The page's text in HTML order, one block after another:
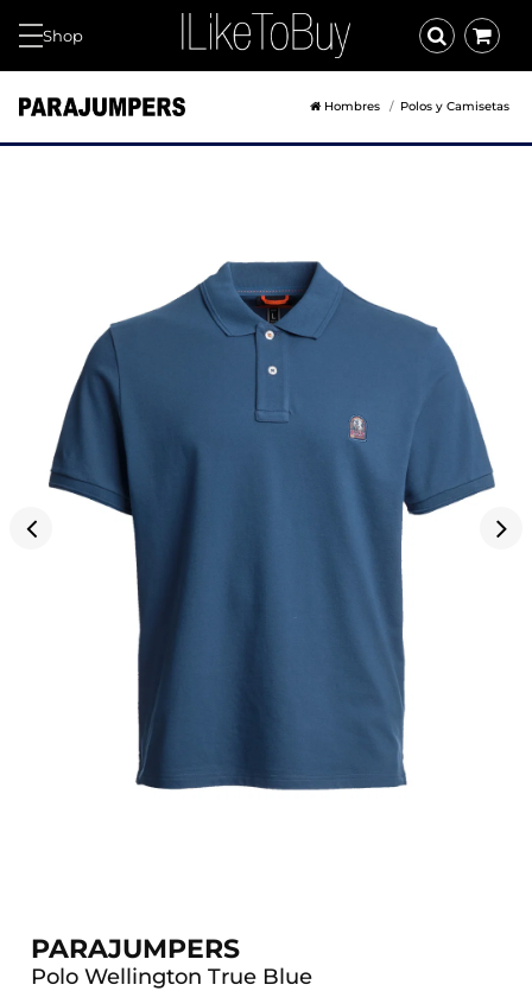
Shop
Hombres Polos y Camisetas
PARAJUMPERS
Polo Wellington True Blue